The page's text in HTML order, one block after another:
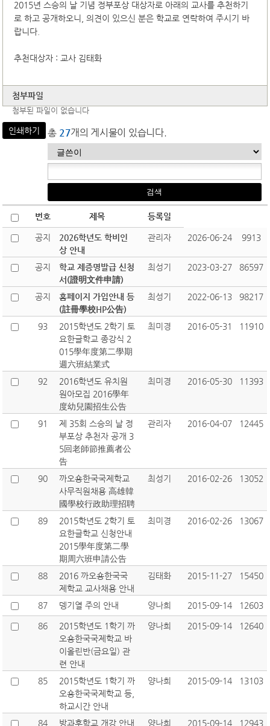
2015년 스승의 날 기념 정부포상 대상자로 아래의 교사를 추천하기
로 하고 공개하오니, 의견이 있으신 분은 학교로 연락하여 주시기 바
랍니다.
추천대상자 : 교사 김태화
첨부파일
첨부된 파일이 없습니다
인쇄하기 총 27개의 게시물이 있습니다.
번호 제목 등록일
공지
2026학년도 학비인
상 안내
관리자 2026-06-24 9913
공지
학교 제증명발급 신청
서(證明文件申請)
최성기 2023-03-27 86597
공지
홈페이지 가입안내 등
(註冊學校HP公告)
최성기 2022-06-13 98217
93
2015학년도 2학기 토
요한글학교 종강식 2
015學年度第二學期
週六班結業式
최미경 2016-05-31 11910
92
2016학년도 유치원
원아모집 2016學年
度幼兒園招生公告
최미경 2016-05-30 11393
91
제 35회 스승의 날 정
부포상 추천자 공개 3
5回老師節推薦者公
告
관리자 2016-04-07 12445
90
까오숑한국국제학교
사무직원채용 高雄韓
國學校行政助理招聘
최성기 2016-02-26 13052
89
2015학년도 2학기 토
요한글학교 신청안내
2015學年度第二學
期周六班申請公告
최미경 2016-02-26 13067
88
2016 까오숑한국국
제학교 교사채용 안내
김태화 2015-11-27 15450
87 뎅기열 주의 안내 양나희 2015-09-14 12603
86
2015학년도 1학기 까
오숑한국국제학교 바
이올린반(금요일) 관
련 안내
양나희 2015-09-14 12640
85
2015학년도 1학기 까
오숑한국국제학교 등,
하교시간 안내
양나희 2015-09-14 13103
84 방과후학교 개강 안내 양나희 2015-09-14 12943